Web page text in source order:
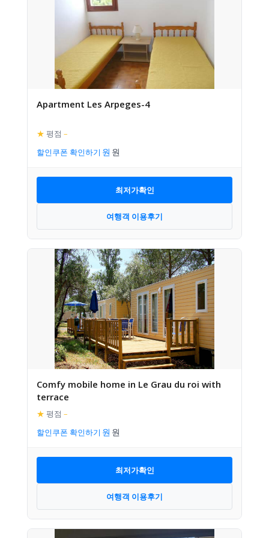
Apartment Les Arpeges-4
★ 평점 –
할인쿠폰 확인하기
최저가확인
여행객 이용후기
Comfy mobile home in Le Grau du roi with
terrace
★ 평점 –
할인쿠폰 확인하기
최저가확인
여행객 이용후기